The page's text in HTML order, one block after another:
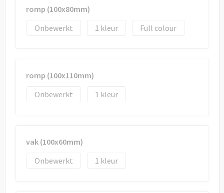
romp (100x80mm)
Onbewerkt
1 Full colour
romp (100x110mm)
Onbewerkt
1
vak (100x60mm)
Onbewerkt
1